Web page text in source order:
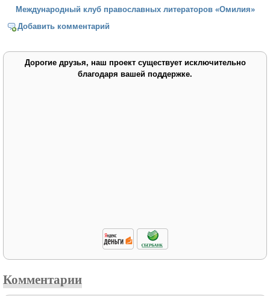
Международный клуб православных литераторов «Омилия»
Добавить комментарий
Дорогие друзья, наш проект существует исключительно
благодаря вашей поддержке.
Комментарии